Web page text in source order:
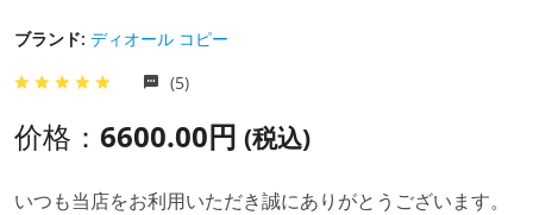
ブランド: ディオール コピー
(5)
价格： 6600.00円 (税込)
いつも当店をお利用いただき誠にありがとうございます。